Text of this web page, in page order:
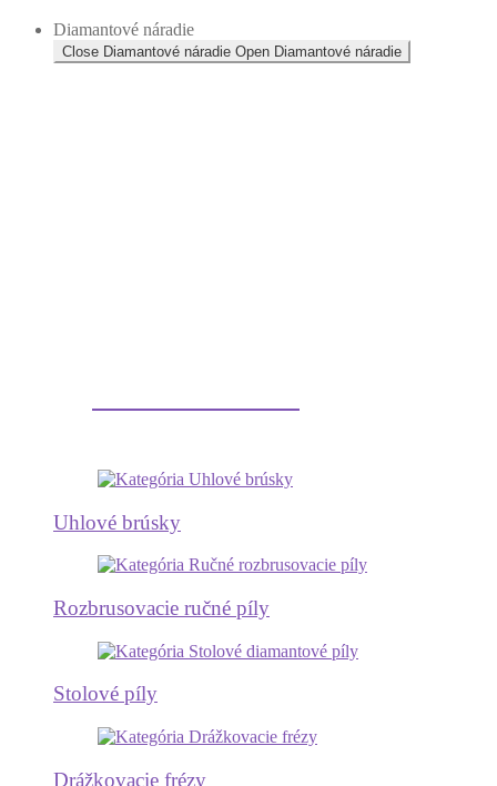
Diamantové náradie
Close Diamantové náradie Open Diamantové náradie
Uhlové brúsky
Rozbrusovacie ručné píly
Stolové píly
Drážkovacie frézy